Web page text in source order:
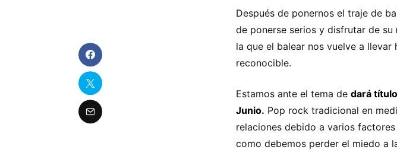
Después de ponernos el traje de
de ponerse serios y disfrutar de su
la que el balear nos vuelve a
reconocible.
Estamos ante el tema de dará
Junio. Pop rock tradicional en
relaciones debido a varios
como debemos perder el miedo a